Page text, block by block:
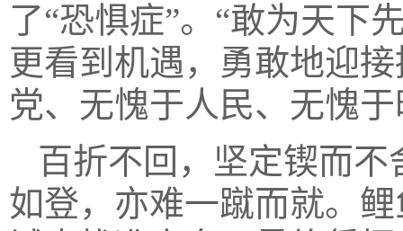
了“恐惧症”。“敢为天下
更看到机遇，勇敢地迎
党、无愧于人民、无愧
百折不回，坚定锲而
如登，亦难一蹴而就。